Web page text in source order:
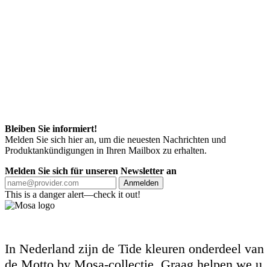
Bleiben Sie informiert!
Melden Sie sich hier an, um die neuesten Nachrichten und
Produktankündigungen in Ihren Mailbox zu erhalten.
Melden Sie sich für unseren Newsletter an
Anmelden
This is a danger alert—check it out!
In Nederland zijn de Tide kleuren onderdeel van